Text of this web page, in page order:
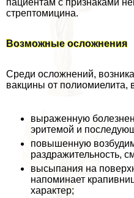
стрептомицина.
Возможные осложнения
Среди осложнений,
вакцины от полиомиелита,
выраженную
эритемой и
повышенную
раздражительность,
высыпания на
напоминает
хаpaктер;